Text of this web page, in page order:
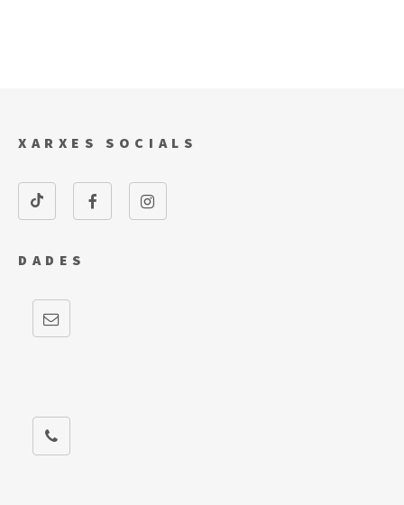
XARXES SOCIALS
DADES